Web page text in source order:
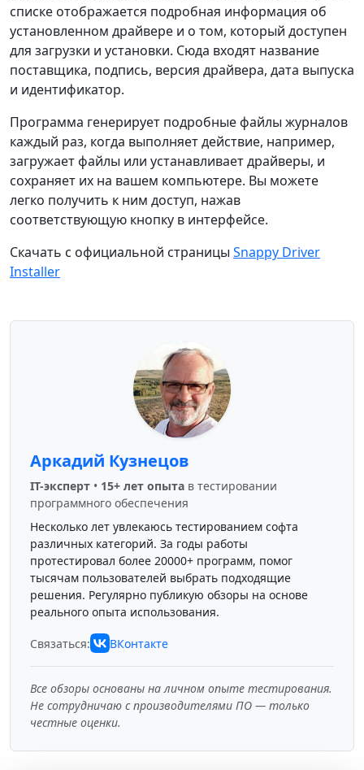
списке отображается подробная информация об
установленном драйвере и о том, который доступен
для загрузки и установки. Сюда входят название
поставщика, подпись, версия драйвера, дата выпуска
и идентификатор.
Программа генерирует подробные файлы журналов
каждый раз, когда выполняет действие, например,
загружает файлы или устанавливает драйверы, и
сохраняет их на вашем компьютере. Вы можете
легко получить к ним доступ, нажав
соответствующую кнопку в интерфейсе.
Скачать с официальной страницы Snappy Driver
Installer
Аркадий Кузнецов
IT-эксперт • 15+ лет опыта в тестировании
программного обеспечения
Несколько лет увлекаюсь тестированием софта
различных категорий. За годы работы
протестировал более 20000+ программ, помог
тысячам пользователей выбрать подходящие
решения. Регулярно публикую обзоры на основе
реального опыта использования.
Связаться: ВКонтакте
Все обзоры основаны на личном опыте тестирования.
Не сотрудничаю с производителями ПО — только
честные оценки.